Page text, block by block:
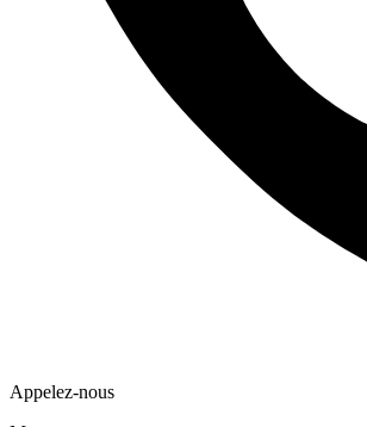
Appelez-nous